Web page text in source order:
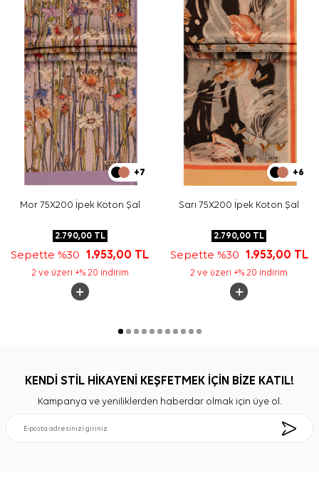
+7
Mor 75X200 İpek Koton Şal
2.790,00TL
Sepette %30 1.953,00 TL
2 ve üzeri +% 20 indirim
+6
Sarı 75X200 İpek Koton Şal
2.790,00 TL
Sepette %30 1.953,00 TL
2 ve üzeri +% 20 indirim
KENDİ STİL HİKAYENİ KEŞFETMEK İÇİN BİZE KATIL!
Kampanya ve yeniliklerden haberdar olmak için üye ol.